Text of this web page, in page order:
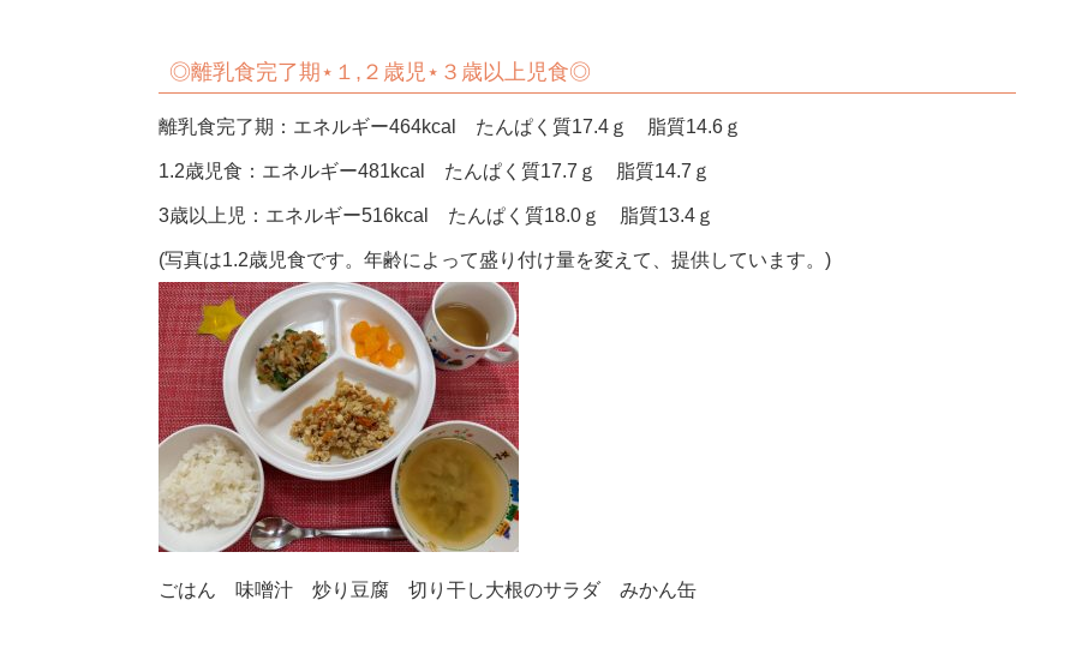
◎離乳食完了期⋆１,２歳児⋆３歳以上児食◎
離乳食完了期：エネルギー464kcal たんぱく質17.4ｇ 脂質14.6ｇ
1.2歳児食：エネルギー481kcal たんぱく質17.7ｇ 脂質14.7ｇ
3歳以上児：エネルギー516kcal たんぱく質18.0ｇ 脂質13.4ｇ
(写真は1.2歳児食です。年齢によって盛り付け量を変えて、提供しています。)
ごはん 味噌汁 炒り豆腐 切り干し大根のサラダ みかん缶